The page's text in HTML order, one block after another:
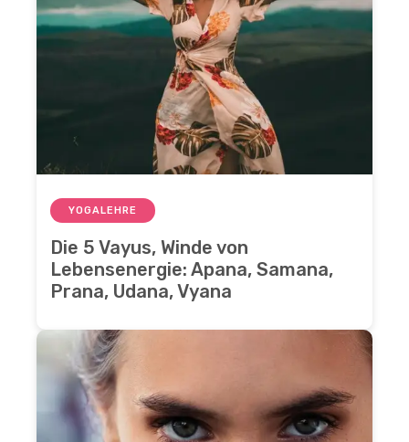
YOGALEHRE
Die 5 Vayus, Winde von
Lebensenergie: Apana, Samana,
Prana, Udana, Vyana